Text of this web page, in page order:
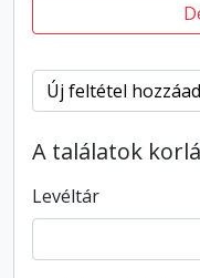
Új feltétel
A találatok
Levéltár